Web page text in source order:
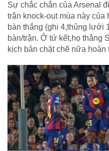
Sự chắc chắn của Arsenal
trận knock-out mùa này
bàn thắng (ghi 4,thủng lưới
bàn/trận. Ở tứ kết,họ thắng
kịch bản chặt chẽ nữa hoàn